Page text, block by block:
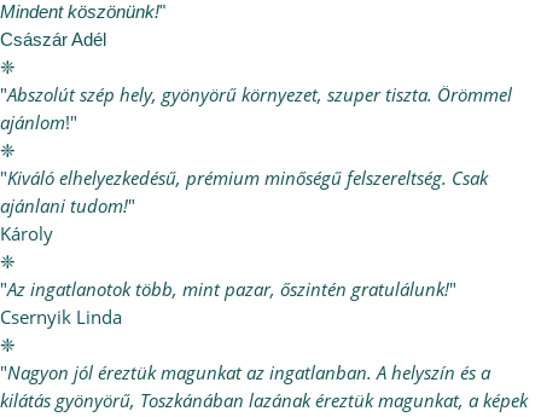
Mindent köszönünk!"
Császár Adél
❈
"Abszolút szép hely, gyönyörű környezet, szuper tiszta. Örömmel
ajánlom!"
❈
"Kiváló elhelyezkedésű, prémium minőségű felszereltség. Csak
ajánlani tudom!"
Károly
❈
"Az ingatlanotok több, mint pazar, őszintén gratulálunk!"
Csernyik Linda
❈
"Nagyon jól éreztük magunkat az ingatlanban. A helyszín és a
kilátás gyönyörű, Toszkánában lazának éreztük magunkat, a képek